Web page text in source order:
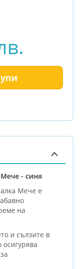
- синя
Мече е
на
и сълзите в
осигурява